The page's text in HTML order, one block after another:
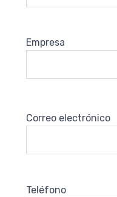
Empresa
Correo electrónico
Teléfono